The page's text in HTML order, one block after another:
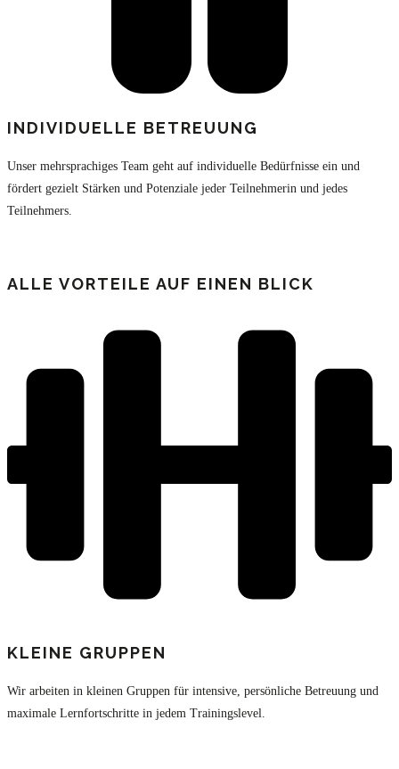
INDIVIDUELLE BETREUUNG
Unser mehrsprachiges Team geht auf individuelle Bedürfnisse ein und
fördert gezielt Stärken und Potenziale jeder Teilnehmerin und jedes
Teilnehmers.
ALLE VORTEILE AUF EINEN BLICK
KLEINE GRUPPEN
Wir arbeiten in kleinen Gruppen für intensive, persönliche Betreuung und
maximale Lernfortschritte in jedem Trainingslevel.